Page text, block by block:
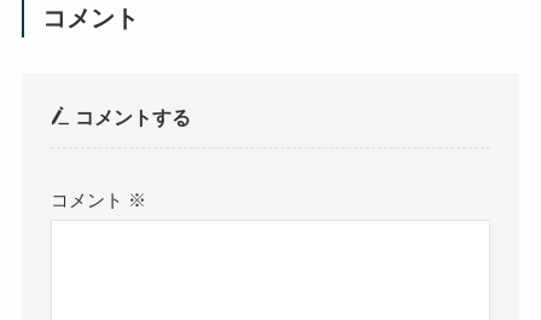
コメント
コメントする
コメント ※